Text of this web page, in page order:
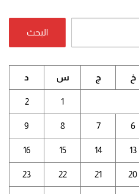
البحث
خ ج س د
1
2
6
7
8
9
13
14
15
16
20
21
22
23